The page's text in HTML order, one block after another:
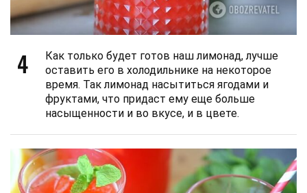
4
Как только будет готов наш лимонад, лучше
оставить его в холодильнике на некоторое
время. Так лимонад насытиться ягодами и
фруктами, что придаст ему еще больше
насыщенности и во вкусе, и в цвете.